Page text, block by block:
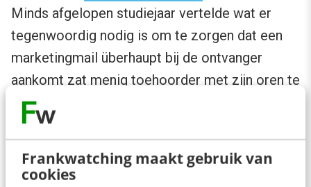
Frankwatching maakt gebruik van
cookies
Minds afgelopen studiejaar vertelde wat er
tegenwoordig nodig is om te zorgen dat een
marketingmail überhaupt bij de ontvanger
aankomt zat menig toehoorder met zijn oren te
klapperen. De CE’er dient de complexiteit van
een gestructureerde e-mailmarketingaanpak
segmentatie en split run tests te begrijpen.